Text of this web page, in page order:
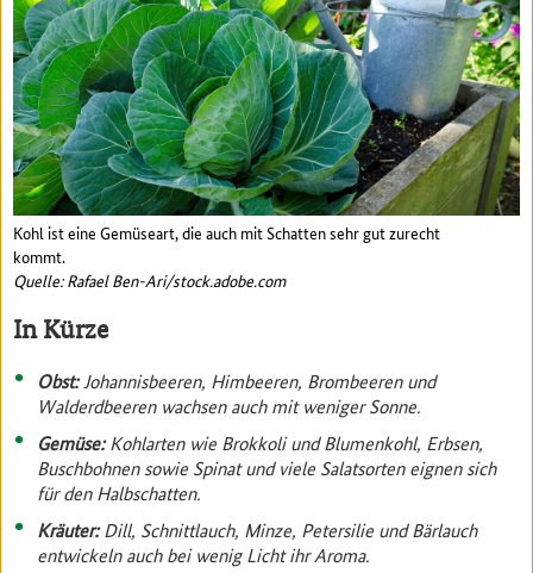
Kohl ist eine Gemüseart, die auch mit Schatten sehr gut zurecht
kommt.
Quelle: Rafael Ben-Ari/stock.adobe.com
In Kürze
Obst:Johannisbeeren, Himbeeren, Brombeeren und
Walderdbeeren wachsen auch mit weniger Sonne.
Gemüse:Kohlarten wie Brokkoli und Blumenkohl, Erbsen,
Buschbohnen sowie Spinat und viele Salatsorten eignen sich
für den Halbschatten.
Kräuter:Dill, Schnittlauch, Minze, Petersilie und Bärlauch
entwickeln auch bei wenig Licht ihr Aroma.